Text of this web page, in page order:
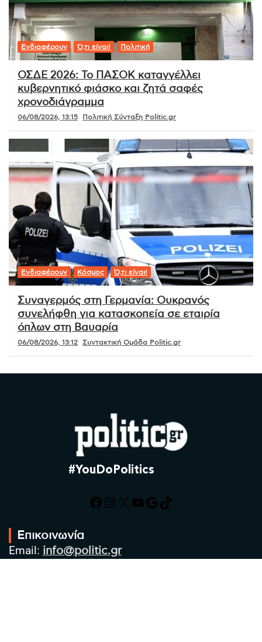
Ενδιαφέρουν Ό,τι είναι! Πολιτική
ΟΣΔΕ 2026: Το ΠΑΣΟΚ καταγγέλλει
κυβερνητικό φιάσκο και ζητά σαφές
χρονοδιάγραμμα
06/08/2026, 13:15 Πολιτική Σύνταξη Politic.gr
Ενδιαφέρουν Κόσμος Ό,τι είναι!
Συναγερμός στη Γερμανία: Ουκρανός
συνελήφθη για κατασκοπεία σε εταιρία
όπλων στη Βαυαρία
06/08/2026, 13:12 Συντακτική Ομάδα Politic.gr
#YouDoPolitics
Facebook
Instagram
X YouTube
Google
TikTok
Επικοινωνία
Email: info@politic.gr